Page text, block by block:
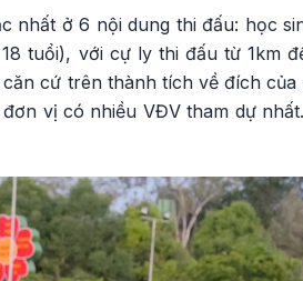
nhất ở 6 nội dung thi đấu: học
tuổi), với cự ly thi đấu từ 1km
cứ trên thành tích về đích
vị có nhiều VĐV tham dự